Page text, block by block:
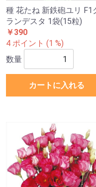
種 花たね 新鉄砲ユリ F1
ランデスタ 1袋(15粒)
￥390
4 ポイント (1 %)
数量
カートに入れる